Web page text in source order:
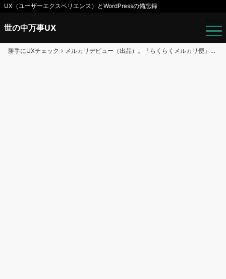
UX（ユーザーエクスペリエンス）とWordPressの備忘録
世の中万事UX
勝手にUXチェック メルカリデビュー（出品）。「らくらくメルカリ便」と「ゆうゆうメルカリ便」配送方法は結局どれがいいの？が最大の謎